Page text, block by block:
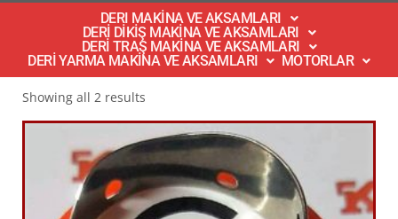
DERI MAKİNA VE AKSAMLARI
DERİ DİKİŞ MAKİNA VE AKSAMLARI
DERİ TRAŞ MAKİNA VE AKSAMLARI
DERİ YARMA MAKİNA VE AKSAMLARI
MOTORLAR
Showing all 2 results